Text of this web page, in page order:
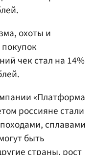
охоты и
чек стал на 14%
«Платформа
россияне стали
сплавами
быть
страны, рост